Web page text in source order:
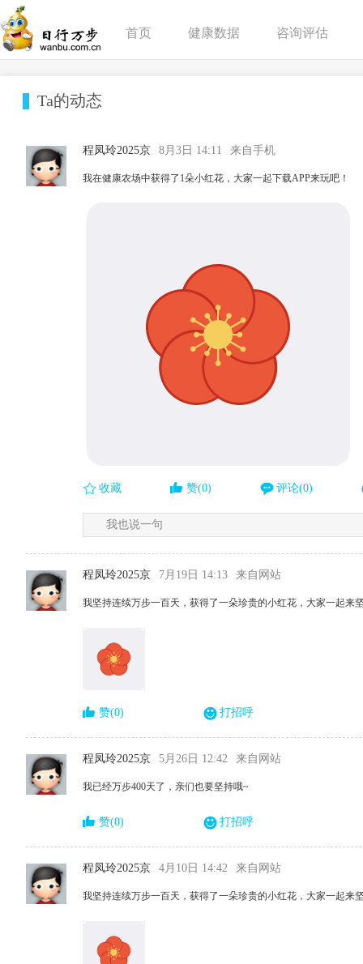
首页 健康数据 咨询评估
Ta的动态
程凤玲2025京 8月3日 14:11 来自手机
我在健康农场中获得了1朵小红花，大家一起下载APP来玩吧！
收藏 赞(0) 评论(0)
我也说一句
程凤玲2025京 7月19日 14:13 来自网站
我坚持连续万步一百天，获得了一朵珍贵的小红花，大家一起来
赞(0) 打招呼
程凤玲2025京 5月26日 12:42 来自网站
我已经万步400天了，亲们也要坚持哦~
赞(0) 打招呼
程凤玲2025京 4月10日 14:42 来自网站
我坚持连续万步一百天，获得了一朵珍贵的小红花，大家一起来